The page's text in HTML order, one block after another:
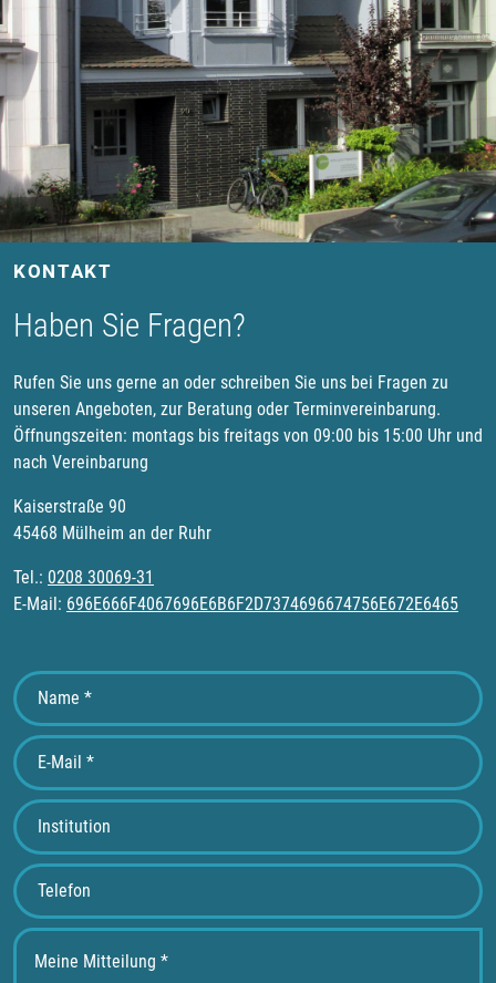
KONTAKT
Haben Sie Fragen?
Rufen Sie uns gerne an oder schreiben Sie uns bei Fragen zu
unseren Angeboten, zur Beratung oder Terminvereinbarung.
Öffnungszeiten: montags bis freitags von 09:00 bis 15:00 Uhr und
nach Vereinbarung
Kaiserstraße 90
45468 Mülheim an der Ruhr
Tel.: 0208 30069-31
E-Mail: 696E666F4067696E6B6F2D7374696674756E672E6465